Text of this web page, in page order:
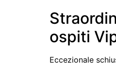
ospiti
Eccezionale